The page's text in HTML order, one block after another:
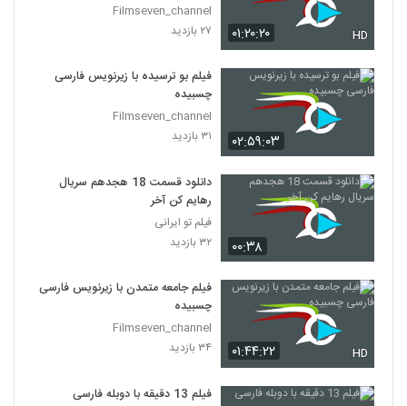
۰۱:۲۰:۲۰ HD
Filmseven_channel
۲۷ بازدید
۰۲:۵۹:۰۳
فیلم بو ترسیده با زیرنویس فارسی
چسبیده
Filmseven_channel
۳۱ بازدید
۰۰:۳۸
دانلود قسمت 18 هجدهم سریال
رهایم کن آخر
فیلم تو ایرانی
۳۲ بازدید
۰۱:۴۴:۲۲ HD
فیلم جامعه متمدن با زیرنویس فارسی
چسبیده
Filmseven_channel
۳۴ بازدید
فیلم 13 دقیقه با دوبله فارسی